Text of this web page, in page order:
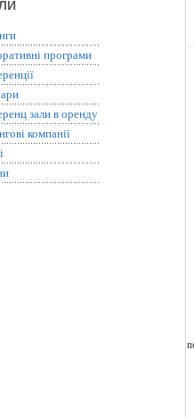
програми
зали в оренду
компанії